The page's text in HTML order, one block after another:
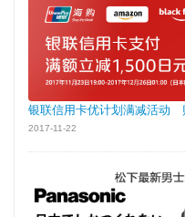
银联信用卡优计划满减活动
2017-11-22